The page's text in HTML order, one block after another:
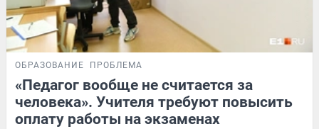
ОБРАЗОВАНИЕ ПРОБЛЕМА
«Педагог вообще не считается за
человека». Учителя требуют повысить
оплату работы на экзаменах